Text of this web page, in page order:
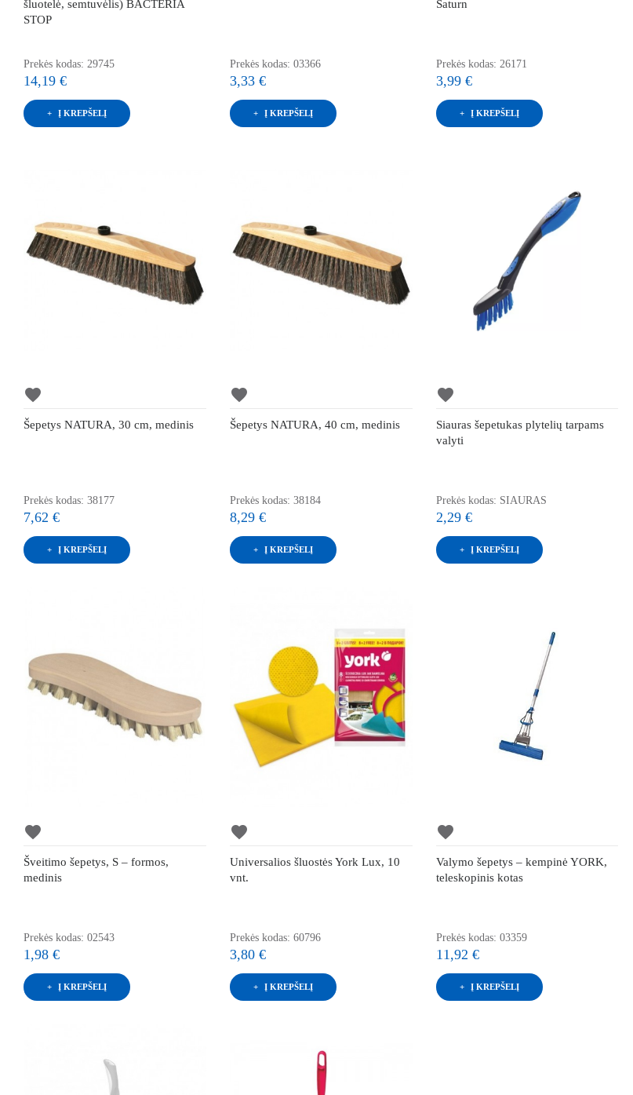
šluotelė, semtuvėlis) BACTERIA
STOP
Prekės kodas: 29745
14,19 €
Į KREPŠELĮ
Prekės kodas: 03366
3,33 €
Į KREPŠELĮ
Saturn
Prekės kodas: 26171
3,99 €
Į KREPŠELĮ
favorite
Šepetys NATURA, 30 cm, medinis
Prekės kodas: 38177
7,62 €
Į KREPŠELĮ
favorite
Šepetys NATURA, 40 cm, medinis
Prekės kodas: 38184
8,29 €
Į KREPŠELĮ
favorite
Siauras šepetukas plytelių tarpams
valyti
Prekės kodas: SIAURAS
2,29 €
Į KREPŠELĮ
favorite
Šveitimo šepetys, S – formos,
medinis
Prekės kodas: 02543
1,98 €
Į KREPŠELĮ
favorite
Universalios šluostės York Lux, 10
vnt.
Prekės kodas: 60796
3,80 €
Į KREPŠELĮ
favorite
Valymo šepetys – kempinė YORK,
teleskopinis kotas
Prekės kodas: 03359
11,92 €
Į KREPŠELĮ